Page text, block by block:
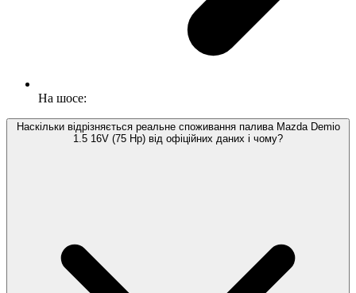
На шосе:
Наскільки відрізняється реальне споживання палива Mazda Demio
1.5 16V (75 Hp) від офіційних даних і чому?